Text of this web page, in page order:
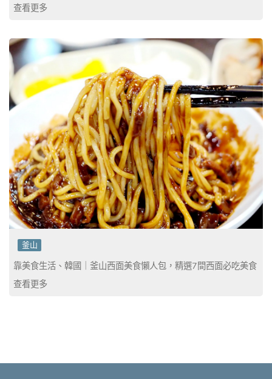
查看更多
釜山
靠美食生活、韓國｜釜山西面美食懶人包，精選7間西面必吃美食
查看更多